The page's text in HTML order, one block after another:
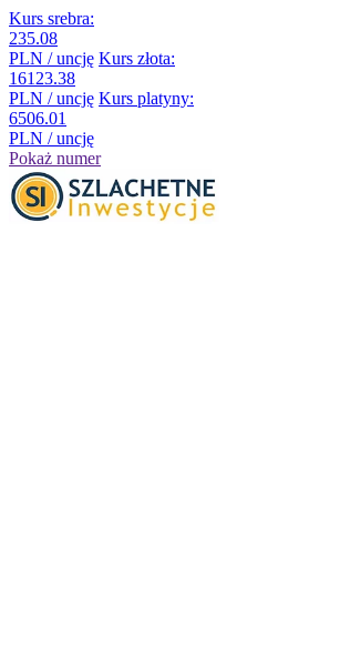
Kurs srebra:
235.08
PLN / uncję Kurs złota:
16123.38
PLN / uncję Kurs platyny:
6506.01
PLN / uncję
Pokaż numer